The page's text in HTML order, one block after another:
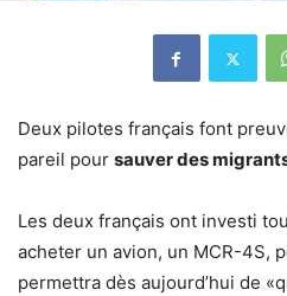
Deux pilotes français font
pareil pour sauver des
Les deux français ont investi
acheter un avion, un MCR-4S,
permettra dès aujourd’hui de